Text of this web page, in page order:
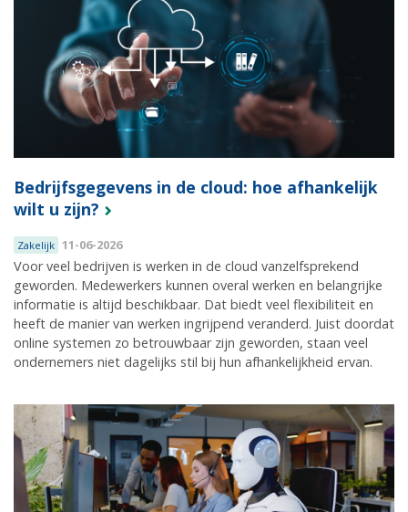
Bedrijfsgegevens in de cloud: hoe afhankelijk
wilt u zijn?
Zakelijk 11-06-2026
Voor veel bedrijven is werken in de cloud vanzelfsprekend
geworden. Medewerkers kunnen overal werken en belangrijke
informatie is altijd beschikbaar. Dat biedt veel flexibiliteit en
heeft de manier van werken ingrijpend veranderd. Juist doordat
online systemen zo betrouwbaar zijn geworden, staan veel
ondernemers niet dagelijks stil bij hun afhankelijkheid ervan.